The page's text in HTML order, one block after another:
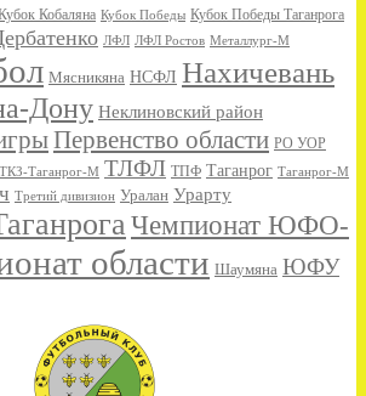
Кобаляна Кубок Победы Кубок Победы Таганрога
ЛФЛ ЛФЛ Ростов Металлург-М
Мясникяна НСФЛ Нахичевань
Дону Неклиновский район
Первенство области РО УОР
ТКЗ-Таганрог-М ТЛФЛ ТПФ Таганрог Таганрог-М
Третий дивизион Уралан Урарту
Чемпионат ЮФО-
области Шаумяна ЮФУ